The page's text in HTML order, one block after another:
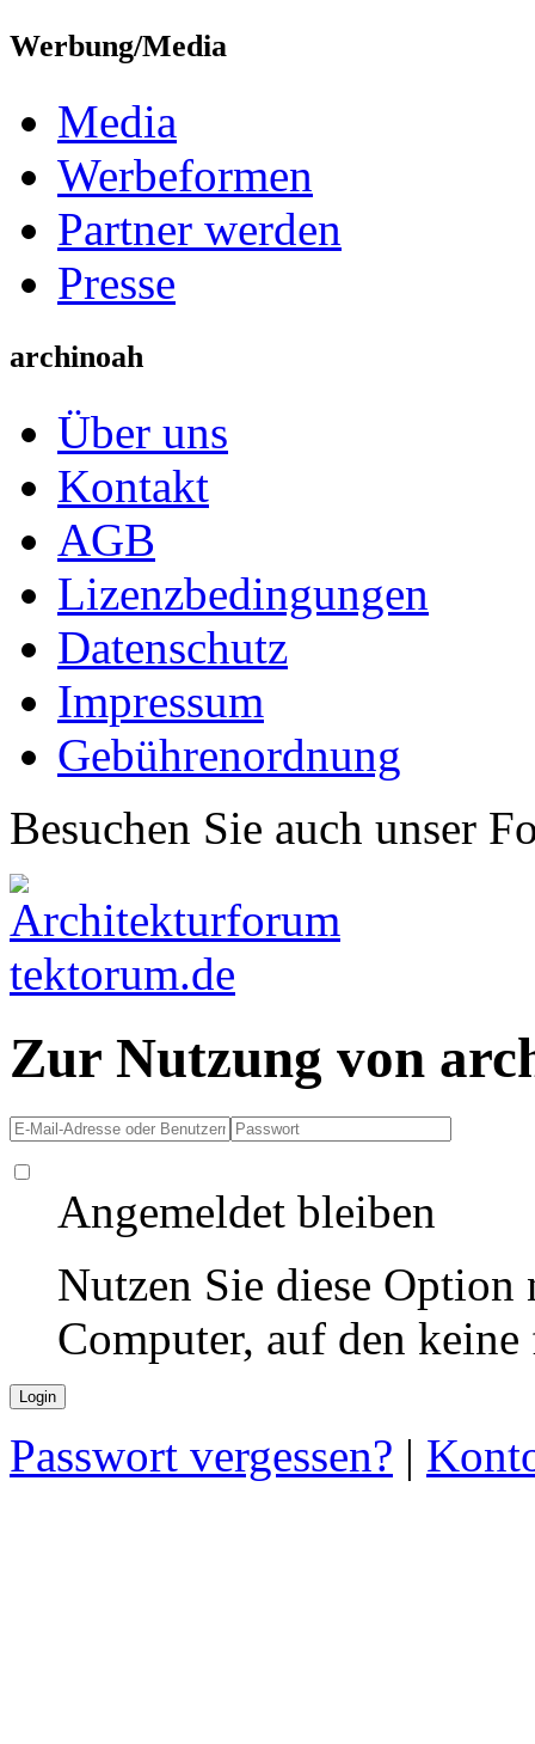
Werbung/Media
Media
Werbeformen
Partner werden
Presse
archinoah
Über uns
Kontakt
AGB
Lizenzbedingungen
Datenschutz
Impressum
Gebührenordnung
Besuchen Sie auch unser
Zur Nutzung von
Angemeldet bleiben
Nutzen Sie diese
Computer, auf den
Passwort vergessen? |